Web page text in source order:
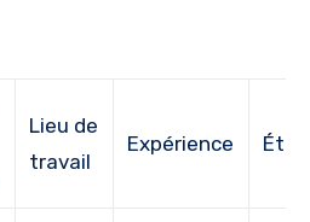
Lieu de
travail
Expérience